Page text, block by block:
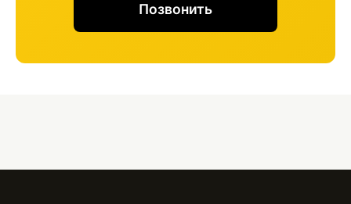
Позвонить